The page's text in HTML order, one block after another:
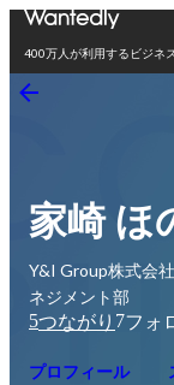
400万人が利用するビジネ
家崎 ほ
Y&I Group株式会
ネジメント部
5つながり 7フォ
プロフィール